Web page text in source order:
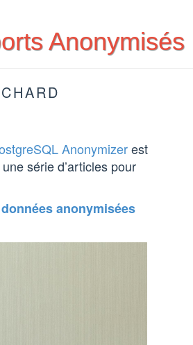
Anonymisés
Anonymizerest
série d’articles pour
anonymisées